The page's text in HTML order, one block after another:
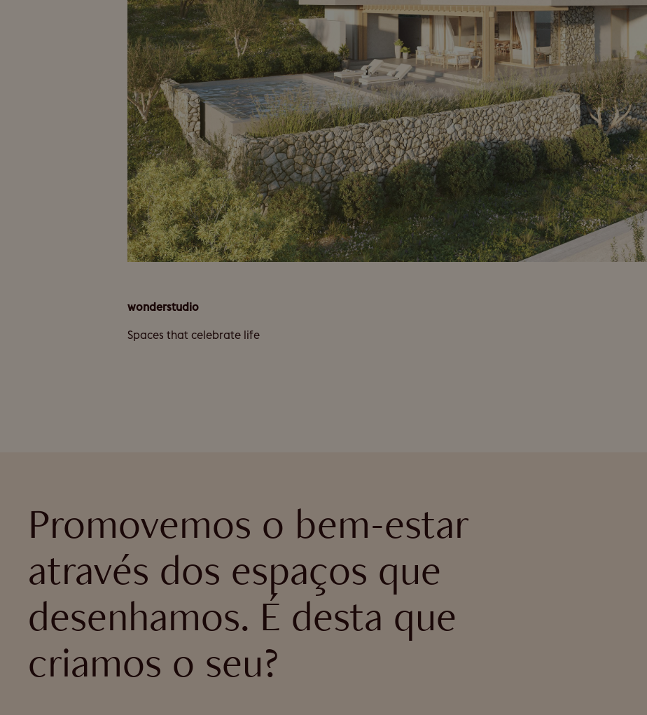
wonderstudio
Spaces that celebrate life
Promovemos o bem-estar
através dos espaços que
desenhamos. É desta que
criamos o seu?